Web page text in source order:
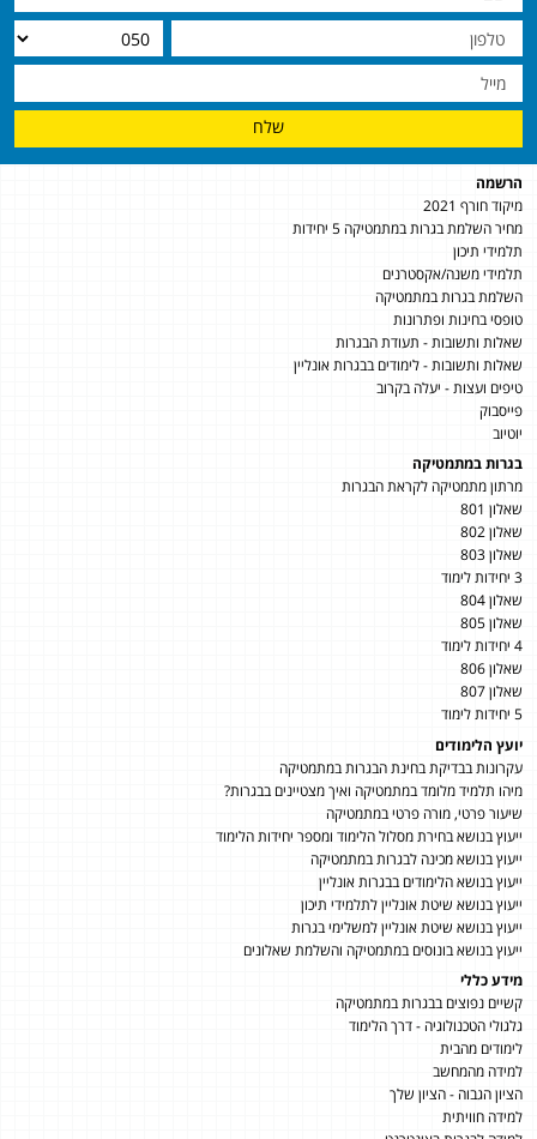
שלח
הרשמה
מיקוד חורף 2021
מחיר השלמת בגרות במתמטיקה 5 יחידות
תלמידי תיכון
תלמידי משנה/אקסטרנים
השלמת בגרות במתמטיקה
טופסי בחינות ופתרונות
שאלות ותשובות - תעודת הבגרות
שאלות ותשובות - לימודים בבגרות אונליין
טיפים ועצות - יעלה בקרוב
פייסבוק
יוטיוב
בגרות במתמטיקה
מרתון מתמטיקה לקראת הבגרות
שאלון 801
שאלון 802
שאלון 803
3 יחידות לימוד
שאלון 804
שאלון 805
4 יחידות לימוד
שאלון 806
שאלון 807
5 יחידות לימוד
יועץ הלימודים
עקרונות בבדיקת בחינת הבגרות במתמטיקה
מיהו תלמיד מלומד במתמטיקה ואיך מצטיינים בבגרות?
שיעור פרטי, מורה פרטי במתמטיקה
ייעוץ בנושא בחירת מסלול הלימוד ומספר יחידות הלימוד
ייעוץ בנושא מכינה לבגרות במתמטיקה
ייעוץ בנושא הלימודים בבגרות אונליין
ייעוץ בנושא שיטת אונליין לתלמידי תיכון
ייעוץ בנושא שיטת אונליין למשלימי בגרות
ייעוץ בנושא בונוסים במתמטיקה והשלמת שאלונים
מידע כללי
קשיים נפוצים בבגרות במתמטיקה
גלגולי הטכנולוגיה - דרך הלימוד
לימודים מהבית
למידה מהמחשב
הציון הגבוה - הציון שלך
למידה חוויתית